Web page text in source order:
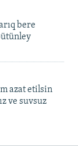
bere
azat etilsin
ve suvsuz